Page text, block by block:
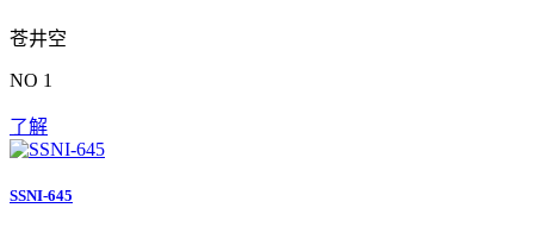
苍井空
NO 1
了解
SSNI-645